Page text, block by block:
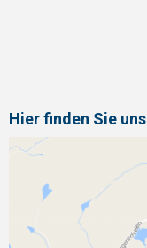
Hier finden Sie uns